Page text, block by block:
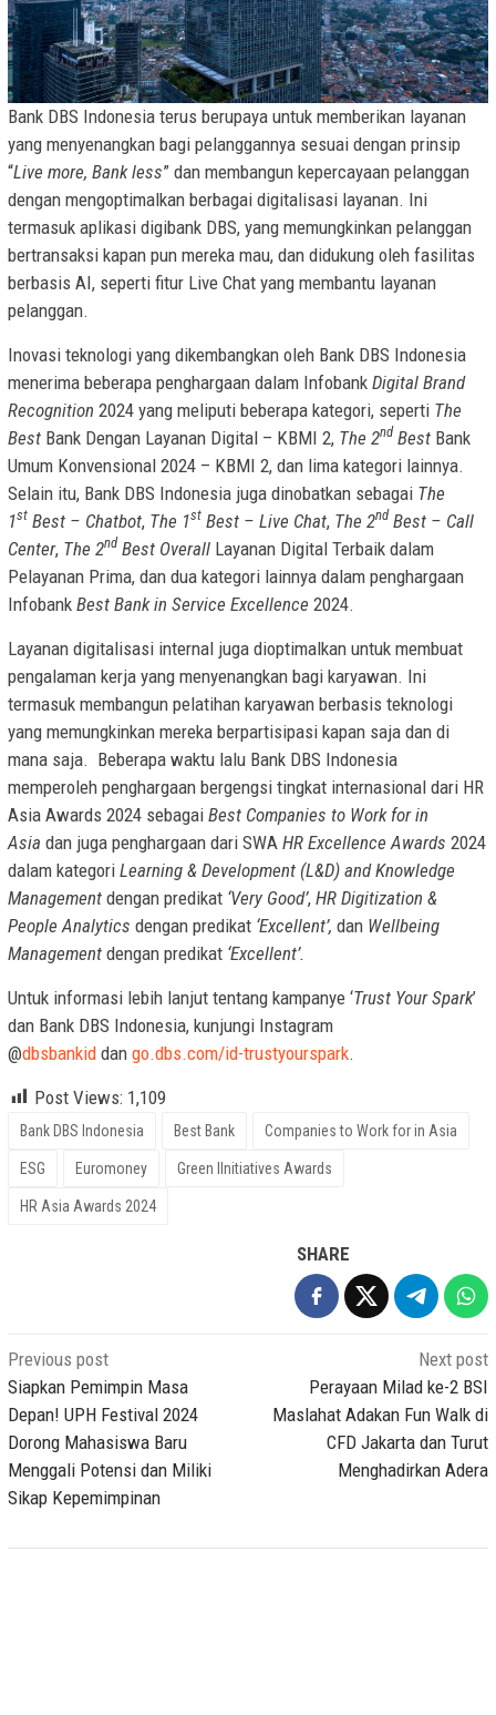
Bank DBS Indonesia terus berupaya untuk memberikan layanan
yang menyenangkan bagi pelanggannya sesuai dengan prinsip
“Live more, Bank less” dan membangun kepercayaan pelanggan
dengan mengoptimalkan berbagai digitalisasi layanan. Ini
termasuk aplikasi digibank DBS, yang memungkinkan pelanggan
bertransaksi kapan pun mereka mau, dan didukung oleh fasilitas
berbasis AI, seperti fitur Live Chat yang membantu layanan
pelanggan.
Inovasi teknologi yang dikembangkan oleh Bank DBS Indonesia
menerima beberapa penghargaan dalam Infobank Digital Brand
Recognition 2024 yang meliputi beberapa kategori, seperti The
Best Bank Dengan Layanan Digital – KBMI 2, The 2nd Best Bank
Umum Konvensional 2024 – KBMI 2, dan lima kategori lainnya.
Selain itu, Bank DBS Indonesia juga dinobatkan sebagai The
1st Best – Chatbot, The 1st Best – Live Chat, The 2nd Best – Call
Center, The 2nd Best Overall Layanan Digital Terbaik dalam
Pelayanan Prima, dan dua kategori lainnya dalam penghargaan
Infobank Best Bank in Service Excellence 2024.
Layanan digitalisasi internal juga dioptimalkan untuk membuat
pengalaman kerja yang menyenangkan bagi karyawan. Ini
termasuk membangun pelatihan karyawan berbasis teknologi
yang memungkinkan mereka berpartisipasi kapan saja dan di
mana saja. Beberapa waktu lalu Bank DBS Indonesia
memperoleh penghargaan bergengsi tingkat internasional dari HR
Asia Awards 2024 sebagai Best Companies to Work for in
Asia dan juga penghargaan dari SWA HR Excellence Awards 2024
dalam kategori Learning & Development (L&D) and Knowledge
Management dengan predikat ‘Very Good’, HR Digitization &
People Analytics dengan predikat ‘Excellent’, dan Wellbeing
Management dengan predikat ‘Excellent’.
Untuk informasi lebih lanjut tentang kampanye ‘Trust Your Spark’
dan Bank DBS Indonesia, kunjungi Instagram
@dbsbankid dan go.dbs.com/id-trustyourspark.
Post Views: 1,109
Bank DBS Indonesia Best Bank Companies to Work for in Asia
ESG Euromoney Green IInitiatives Awards
HR Asia Awards 2024
SHARE
Post
navigation
Previous post
Siapkan Pemimpin Masa
Depan! UPH Festival 2024
Dorong Mahasiswa Baru
Menggali Potensi dan Miliki
Sikap Kepemimpinan
Next post
Perayaan Milad ke-2 BSI
Maslahat Adakan Fun Walk di
CFD Jakarta dan Turut
Menghadirkan Adera